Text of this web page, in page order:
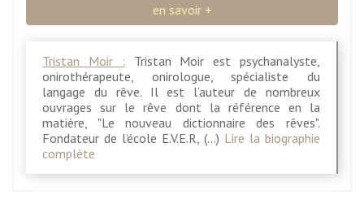
en savoir +
Tristan Moir : Tristan Moir est psychanalyste,
onirothérapeute, onirologue, spécialiste du
langage du rêve. Il est l’auteur de nombreux
ouvrages sur le rêve dont la référence en la
matière, "Le nouveau dictionnaire des rêves".
Fondateur de l’école E.V.E.R, (…) Lire la biographie
complète